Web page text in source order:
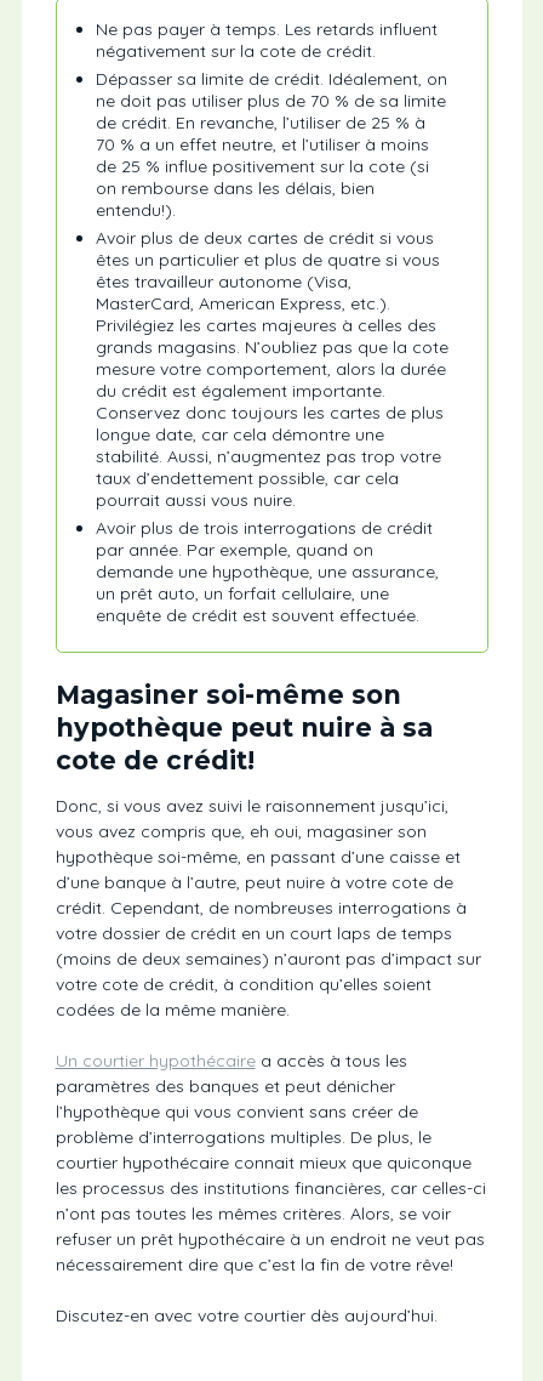
Ne pas payer à temps. Les retards influent
négativement sur la cote de crédit.
Dépasser sa limite de crédit. Idéalement, on
ne doit pas utiliser plus de 70 % de sa limite
de crédit. En revanche, l’utiliser de 25 % à
70 % a un effet neutre, et l’utiliser à moins
de 25 % influe positivement sur la cote (si
on rembourse dans les délais, bien
entendu!).
Avoir plus de deux cartes de crédit si vous
êtes un particulier et plus de quatre si vous
êtes travailleur autonome (Visa,
MasterCard, American Express, etc.).
Privilégiez les cartes majeures à celles des
grands magasins. N’oubliez pas que la cote
mesure votre comportement, alors la durée
du crédit est également importante.
Conservez donc toujours les cartes de plus
longue date, car cela démontre une
stabilité. Aussi, n’augmentez pas trop votre
taux d’endettement possible, car cela
pourrait aussi vous nuire.
Avoir plus de trois interrogations de crédit
par année. Par exemple, quand on
demande une hypothèque, une assurance,
un prêt auto, un forfait cellulaire, une
enquête de crédit est souvent effectuée.
Magasiner soi-même son
hypothèque peut nuire à sa
cote de crédit!
Donc, si vous avez suivi le raisonnement jusqu’ici,
vous avez compris que, eh oui, magasiner son
hypothèque soi-même, en passant d’une caisse et
d’une banque à l’autre, peut nuire à votre cote de
crédit. Cependant, de nombreuses interrogations à
votre dossier de crédit en un court laps de temps
(moins de deux semaines) n’auront pas d’impact sur
votre cote de crédit, à condition qu’elles soient
codées de la même manière.
Un courtier hypothécairea accès à tous les
paramètres des banques et peut dénicher
l’hypothèque qui vous convient sans créer de
problème d’interrogations multiples. De plus, le
courtier hypothécaire connait mieux que quiconque
les processus des institutions financières, car celles-ci
n’ont pas toutes les mêmes critères. Alors, se voir
refuser un prêt hypothécaire à un endroit ne veut pas
nécessairement dire que c’est la fin de votre rêve!
Discutez-en avec votre courtier dès aujourd’hui.